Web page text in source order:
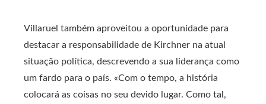
Villaruel também aproveitou a oportunidade para
destacar a responsabilidade de Kirchner na atual
situação política, descrevendo a sua liderança como
um fardo para o país. «Com o tempo, a história
colocará as coisas no seu devido lugar. Como tal,